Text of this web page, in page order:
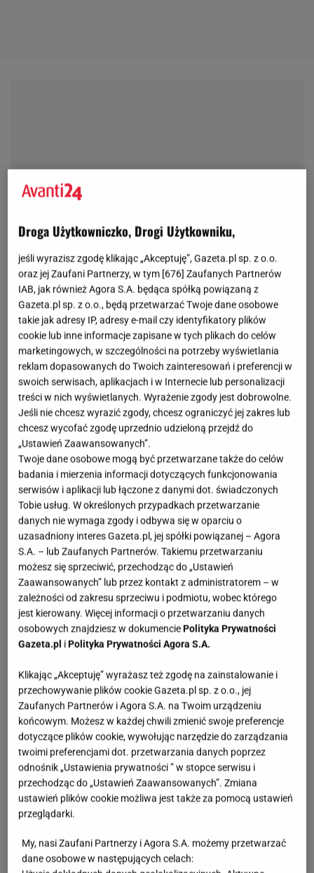
Droga Użytkowniczko, Drogi Użytkowniku,
jeśli wyrazisz zgodę klikając „Akceptuję”, Gazeta.pl sp. z o.o.
oraz jej Zaufani Partnerzy, w tym [676] Zaufanych Partnerów
IAB, jak również Agora S.A. będąca spółką powiązaną z
Gazeta.pl sp. z o.o., będą przetwarzać Twoje dane osobowe
takie jak adresy IP, adresy e-mail czy identyfikatory plików
cookie lub inne informacje zapisane w tych plikach do celów
marketingowych, w szczególności na potrzeby wyświetlania
reklam dopasowanych do Twoich zainteresowań i preferencji w
swoich serwisach, aplikacjach i w Internecie lub personalizacji
treści w nich wyświetlanych. Wyrażenie zgody jest dobrowolne.
Jeśli nie chcesz wyrazić zgody, chcesz ograniczyć jej zakres lub
chcesz wycofać zgodę uprzednio udzieloną przejdź do
„Ustawień Zaawansowanych”.
Twoje dane osobowe mogą być przetwarzane także do celów
badania i mierzenia informacji dotyczących funkcjonowania
serwisów i aplikacji lub łączone z danymi dot. świadczonych
Tobie usług. W określonych przypadkach przetwarzanie
danych nie wymaga zgody i odbywa się w oparciu o
uzasadniony interes Gazeta.pl, jej spółki powiązanej – Agora
S.A. – lub Zaufanych Partnerów. Takiemu przetwarzaniu
możesz się sprzeciwić, przechodząc do „Ustawień
Zaawansowanych” lub przez kontakt z administratorem – w
zależności od zakresu sprzeciwu i podmiotu, wobec którego
jest kierowany. Więcej informacji o przetwarzaniu danych
osobowych znajdziesz w dokumenciePolityka Prywatności
Gazeta.pl iPolityka Prywatności Agora S.A.
Klikając „Akceptuję” wyrażasz też zgodę na zainstalowanie i
przechowywanie plików cookie Gazeta.pl sp. z o.o., jej
Zaufanych Partnerów i Agora S.A. na Twoim urządzeniu
końcowym. Możesz w każdej chwili zmienić swoje preferencje
dotyczące plików cookie, wywołując narzędzie do zarządzania
twoimi preferencjami dot. przetwarzania danych poprzez
odnośnik „Ustawienia prywatności ” w stopce serwisu i
przechodząc do „Ustawień Zaawansowanych”. Zmiana
ustawień plików cookie możliwa jest także za pomocą ustawień
przeglądarki.
My, nasi Zaufani Partnerzy i Agora S.A. możemy przetwarzać
dane osobowe w następujących celach: